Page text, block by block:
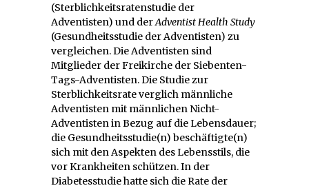
(Sterblichkeitsratenstudie der
Adventisten) und derAdventist Health Study
(Gesundheitsstudie der Adventisten) zu
vergleichen. Die Adventisten sind
Mitglieder der Freikirche der Siebenten-
Tags-Adventisten. Die Studie zur
Sterblichkeitsrate verglich männliche
Adventisten mit männlichen Nicht-
Adventisten in Bezug auf die Lebensdauer;
die Gesundheitsstudie(n) beschäftigte(n)
sich mit den Aspekten des Lebensstils, die
vor Krankheiten schützen. In der
Diabetesstudie hatte sich die Rate der